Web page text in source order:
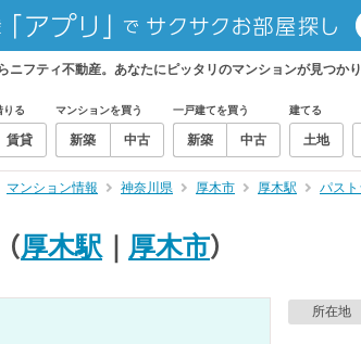
フティ不動産。あなたにピッタリのマンションが見つかり
りる
賃貸
マンションを買う
新築 中古
一戸建てを買う
新築 中古
建てる
土地
マンション情報 神奈川県 厚木市 厚木駅 パス
（厚木駅 厚木市）
所在地